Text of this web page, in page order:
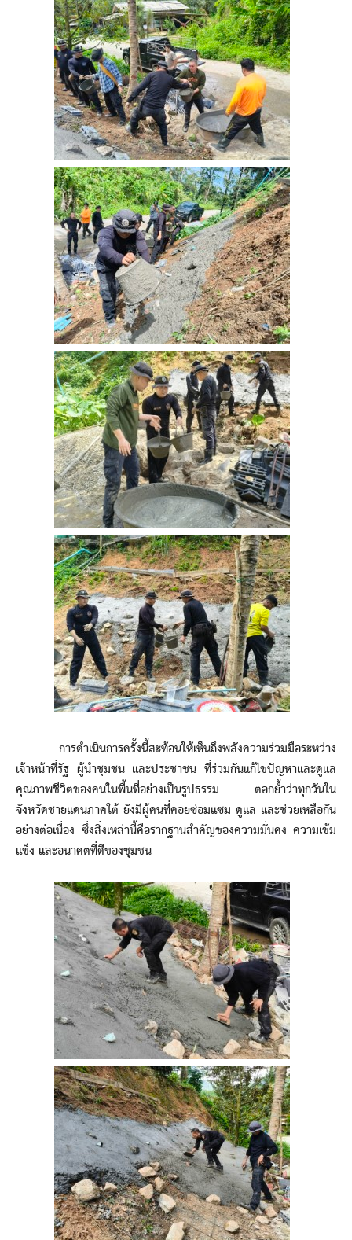
การดำเนินการครั้งนี้สะท้อนให้เห็นถึงพลังความร่วมมือระหว่าง
เจ้าหน้าที่รัฐ ผู้นำชุมชน และประชาชน ที่ร่วมกันแก้ไขปัญหาและดูแล
คุณภาพชีวิตของคนในพื้นที่อย่างเป็นรูปธรรม ตอกย้ำว่าทุกวันใน
จังหวัดชายแดนภาคใต้ ยังมีผู้คนที่คอยซ่อมแซม ดูแล และช่วยเหลือกัน
อย่างต่อเนื่อง ซึ่งสิ่งเหล่านี้คือรากฐานสำคัญของความมั่นคง ความเข้ม
แข็ง และอนาคตที่ดีของชุมชน